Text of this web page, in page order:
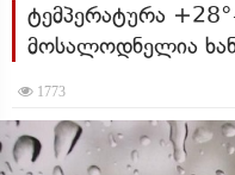
ტემპერატურა
მოსალოდნელია
1773